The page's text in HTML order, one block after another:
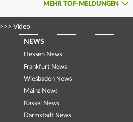
MEHR TOP-MELDUNGEN
>>> Video
NEWS
Hessen News
Frankfurt News
Wiesbaden News
Mainz News
Kassel News
Darmstadt News